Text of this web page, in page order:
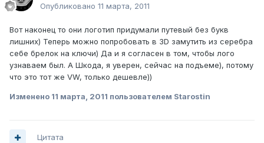
Опубликовано 11 марта, 2011
Вот наконец то они логотип придумали путевый без букв
лишних) Теперь можно попробовать в 3D замутить из серебра
себе брелок на ключи) Да и я согласен в том, чтобы лого
узнаваем был. А Шкода, я уверен, сейчас на подъеме), потому
что это тот же VW, только дешевле))
Изменено 11 марта, 2011 пользователем Starostin
Цитата